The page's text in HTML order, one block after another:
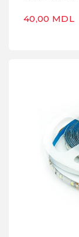
40,00 MDL